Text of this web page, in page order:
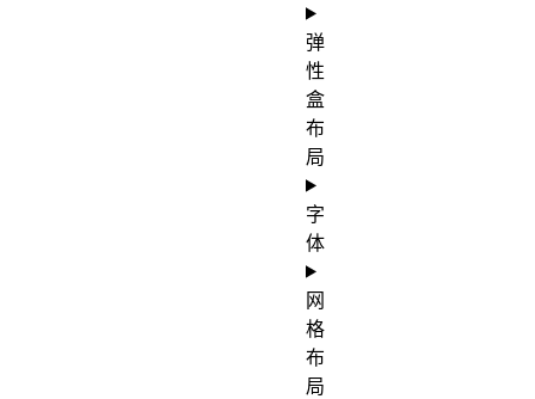
弹
性
盒
布
局
字
体
网
格
布
局